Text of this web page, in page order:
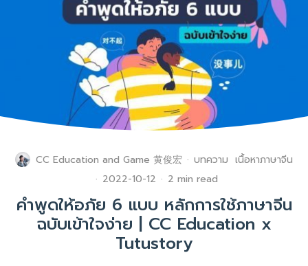
CC Education and Game 黄俊宏 · บทความ เนื้อหาภาษาจีน
· 2022-10-12 · 2 min read
คำพูดให้อภัย 6 แบบ หลักการใช้ภาษาจีน
ฉบับเข้าใจง่าย | CC Education x
Tutustory